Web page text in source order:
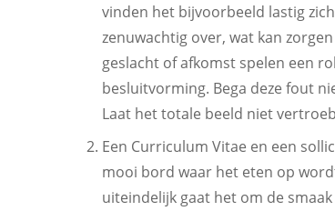
vinden het bijvoorbeeld lastig
zenuwachtig over, wat kan
geslacht of afkomst spelen een
besluitvorming. Bega deze fout
Laat het totale beeld niet
Een Curriculum Vitae en een
mooi bord waar het eten op
uiteindelijk gaat het om de